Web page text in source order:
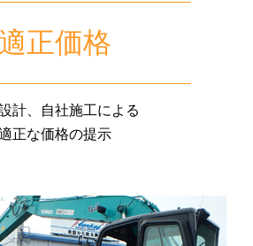
適正価格
計、自社施工による
正な価格の提示